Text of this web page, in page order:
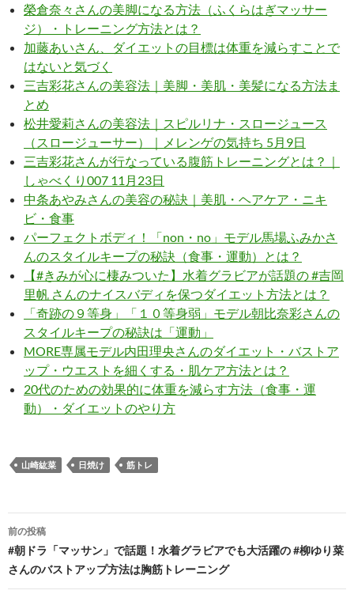
榮倉奈々さんの美脚になる方法（ふくらはぎマッサー
ジ）・トレーニング方法とは？
加藤あいさん、ダイエットの目標は体重を減らすことで
はないと気づく
三吉彩花さんの美容法｜美脚・美肌・美髪になる方法ま
とめ
松井愛莉さんの美容法｜スピルリナ・スロージュース
（スロージューサー）｜メレンゲの気持ち 5月9日
三吉彩花さんが行なっている腹筋トレーニングとは？｜
しゃべくり007 11月23日
中条あやみさんの美容の秘訣｜美肌・ヘアケア・ニキ
ビ・食事
パーフェクトボディ！「non・no」モデル馬場ふみかさ
んのスタイルキープの秘訣（食事・運動）とは？
【#きみが心に棲みついた】水着グラビアが話題の #吉岡
里帆 さんのナイスバディを保つダイエット方法とは？
「奇跡の９等身」「１０等身弱」モデル朝比奈彩さんの
スタイルキープの秘訣は「運動」
MORE専属モデル内田理央さんのダイエット・バストア
ップ・ウエストを細くする・肌ケア方法とは？
20代のための効果的に体重を減らす方法（食事・運
動）・ダイエットのやり方
山崎紘菜 日焼け 筋トレ
投
稿
ナ
前の投稿
#朝ドラ「マッサン」で話題！水着グラビアでも大活躍の #柳ゆり菜
さんのバストアップ方法は胸筋トレーニング